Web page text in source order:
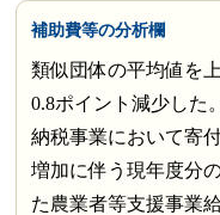
補助費等の分析欄
類似団体の平均値を
0.8ポイント減少した
納税事業において寄
増加に伴う現年度分
た農業者等支援事業